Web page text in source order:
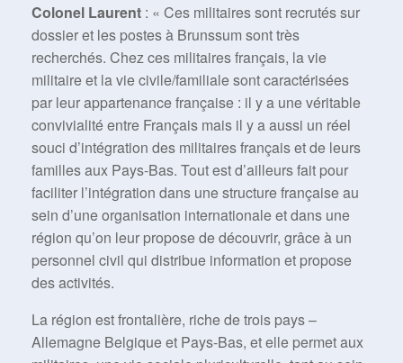
Colonel Laurent : « Ces militaires sont recrutés sur
dossier et les postes à Brunssum sont très
recherchés. Chez ces militaires français, la vie
militaire et la vie civile/familiale sont caractérisées
par leur appartenance française : il y a une véritable
convivialité entre Français mais il y a aussi un réel
souci d’intégration des militaires français et de leurs
familles aux Pays-Bas. Tout est d’ailleurs fait pour
faciliter l’intégration dans une structure française au
sein d’une organisation internationale et dans une
région qu’on leur propose de découvrir, grâce à un
personnel civil qui distribue information et propose
des activités.
La région est frontalière, riche de trois pays –
Allemagne Belgique et Pays-Bas, et elle permet aux